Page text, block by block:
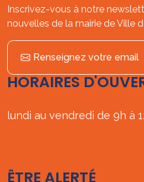
Inscrivez-vous à notre
nouvelles de la mairie de Ville
Renseignez votre email
HORAIRES
lundi au vendredi de 9h à
ÊTRE ALERTÉ